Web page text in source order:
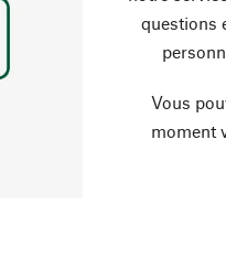
questions
Vous
moment